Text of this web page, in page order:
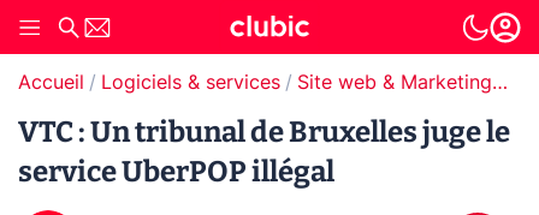
Accueil Logiciels & services Site web & Marketing Digital
VTC : Un tribunal de Bruxelles juge le
service UberPOP illégal